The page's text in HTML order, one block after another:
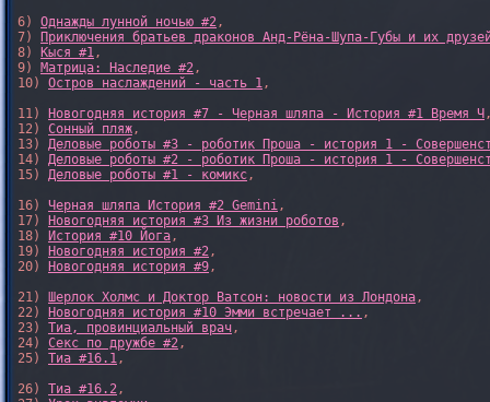
6) Однажды лунной ночью #2,
7)
Приключения братьев драконов Анд-Рёна-Шупа-Губы и их
8)
Кыся #1,
9) Матрица: Наследие #2,
10) Остров наслаждений - часть 1,
11)
Новогодняя история #7 - Черная шляпа - История #1 Время Ч
12) Сонный пляж,
13) Деловые роботы #3 - роботик Проша - история 1 -
14) Деловые роботы #2 - роботик Проша - история 1 -
15) Деловые роботы #1 - комикс,
16) Черная шляпа История #2 Gemini,
17)
Новогодняя история #3 Из жизни роботов ,
18)
История #10 Йога,
19)
Новогодняя история #2,
20)
Новогодняя история #9,
21) Шерлок Холмс и Доктор Ватсон: новости из Лондона,
22)
Новогодняя история #10 Эмми встречает ... ,
23) Тиа, провинциальный врач,
24) Секс по дружбе #2,
25) Тиа #16.1,
26) Тиа #16.2,